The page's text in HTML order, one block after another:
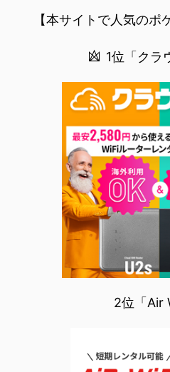
【本サイトで人気のポ
1位「クラ
2位「Air